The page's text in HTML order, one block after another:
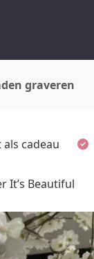
graveren
cadeau
It’s Beautiful